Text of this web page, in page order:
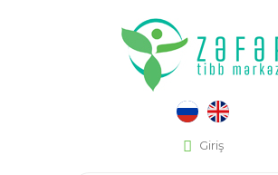
Giriş